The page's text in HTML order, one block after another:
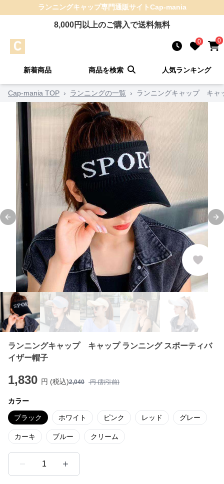
ランニングキャップ専門通販サイトCap-mania
8,000円以上のご購入で送料無料
0 0
新着商品 商品を検索 人気ランキング
Cap-mania TOP › ランニングの一覧 › ランニングキャップ キャ
Previous slide
ランニングキャップ キャップ ランニング スポーティバ
イザー帽子
1,830 円 (税込)2,040 円 (割引前)
カラー
ブラック ホワイト ピンク レッド グレー
カーキ ブルー クリーム
1